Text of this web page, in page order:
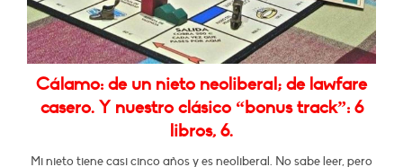
Cálamo: de un nieto neoliberal; de lawfare
casero. Y nuestro clásico “bonus track”: 6
libros, 6.
Mi nieto tiene casi cinco años y es neoliberal. No sabe leer, pero